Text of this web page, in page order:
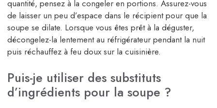
quantité, pensez à la congeler en portions. Assurez-vous
de laisser un peu d’espace dans le récipient pour que la
soupe se dilate. Lorsque vous êtes prêt à la déguster,
décongelez-la lentement au réfrigérateur pendant la nuit
puis réchauffez à feu doux sur la cuisinière.
Puis-je utiliser des substituts
d’ingrédients pour la soupe ?